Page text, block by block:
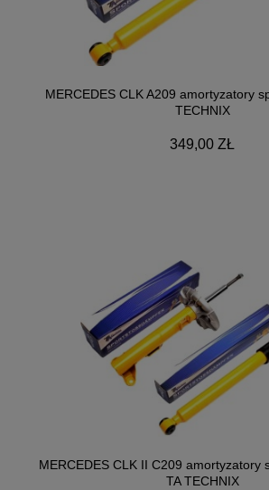
MERCEDES CLK A209 amortyzatory
TECHNIX
349,00 ZŁ
MERCEDES CLK II C209 amortyzatory
TA TECHNIX